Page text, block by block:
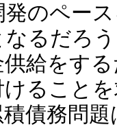
のペー
るだろ
給をす
ること
債務問題